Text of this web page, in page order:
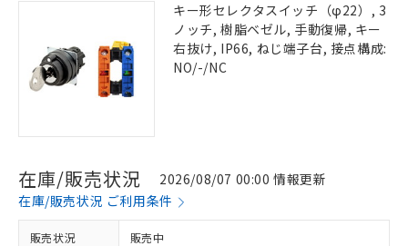
キー形セレクタスイッチ（φ22）, 3
ノッチ, 樹脂ベゼル, 手動復帰, キー
右抜け, IP66, ねじ端子台, 接点構成:
NO/-/NC
在庫/販売状況
2026/08/07 00:00 情報更新
在庫/販売状況 ご利用条件
販売状況 販売中